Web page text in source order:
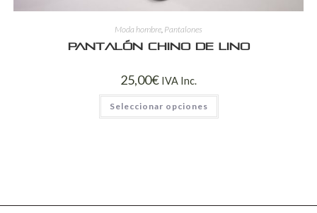
Moda hombre, Pantalones
Pantalón chino de lino
25,00€ IVA Inc.
Seleccionar opciones